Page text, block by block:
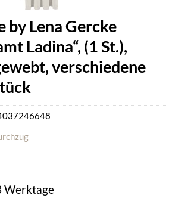
by Lena Gercke
Ladina“, (1 St.),
verschiedene
Werktage